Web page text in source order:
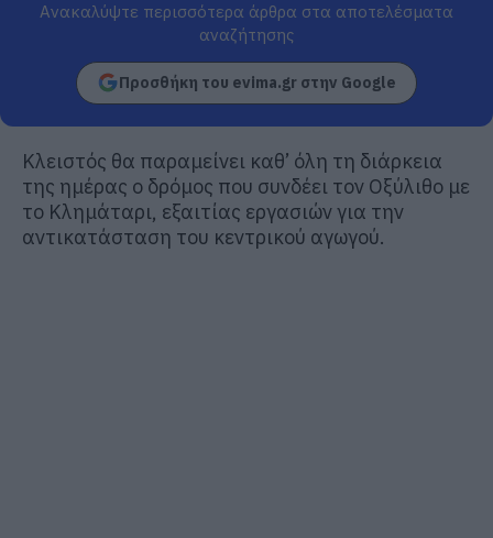
Ανακαλύψτε περισσότερα άρθρα στα αποτελέσματα
αναζήτησης
Προσθήκη του evima.gr στην Google
Κλειστός θα παραμείνει καθ’ όλη τη διάρκεια
της ημέρας ο δρόμος που συνδέει τον Οξύλιθο με
το Κλημάταρι, εξαιτίας εργασιών για την
αντικατάσταση του κεντρικού αγωγού.